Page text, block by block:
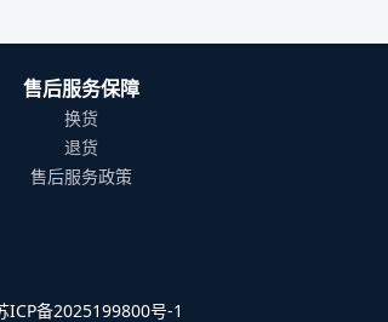
售后服务保障
换货
退货
售后服务政策
备2025199800号-1